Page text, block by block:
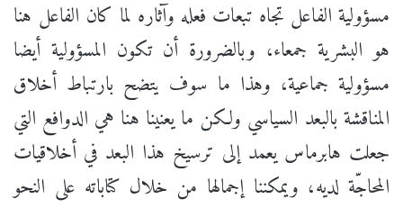
مسؤولية الفاعل تجاه تبعات فعله وآثاره لما كان الفاعل هنا
هو البشرية جمعاء، وبالضرورة أن تكون المسؤولية أيضا
مسؤولية جماعية، وهذا ما سوف يتضح بارتباط أخلاق
المناقشة بالبعد السياسي ولكن ما يعنينا هنا هي الدوافع التي
جعلت هابرماس يعمد إلى ترسيخ هذا البعد في أخلاقيات
المحاجّة لديه، ويمكننا إجمالها من خلال كتاباته على النحو